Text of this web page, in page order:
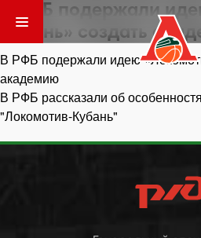
В РФБ подержали
Кубань» создать
Навигация
по
записям
В РФБ подержали идею
академию
В РФБ рассказали об
"Локомотив-Кубань"